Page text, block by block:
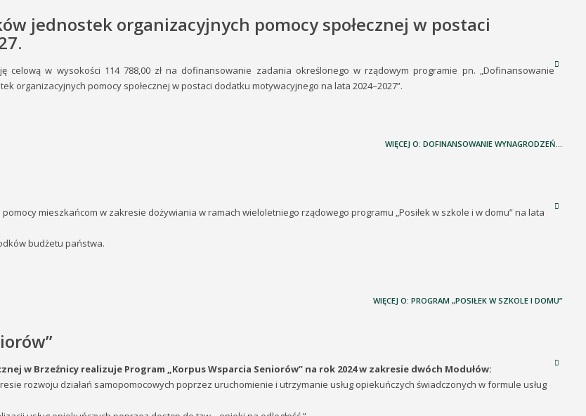
jednostek organizacyjnych pomocy społecznej w postaci
celową w wysokości 114 788,00 zł na dofinansowanie zadania określonego w rządowym programie pn. „Dofinansowanie
organizacyjnych pomocy społecznej w postaci dodatku motywacyjnego na lata 2024–2027”.
WIĘCEJ O: DOFINANSOWANIE WYNAGRODZEŃ...
mieszkańcom w zakresie dożywiania w ramach wieloletniego rządowego programu „Posiłek w szkole i w domu” na lata
budżetu państwa.
WIĘCEJ O: PROGRAM „POSIŁEK W SZKOLE I DOMU”
w Brzeźnicy realizuje Program „Korpus Wsparcia Seniorów” na rok 2024 w zakresie dwóch Modułów:
rozwoju działań samopomocowych poprzez uruchomienie i utrzymanie usług opiekuńczych świadczonych w formule usług